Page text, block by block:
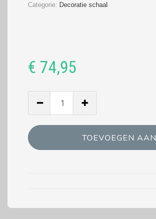
Categorie: Decoratie schaal
€ 74,95
hoeveelheid
TOEVOEGEN AAN